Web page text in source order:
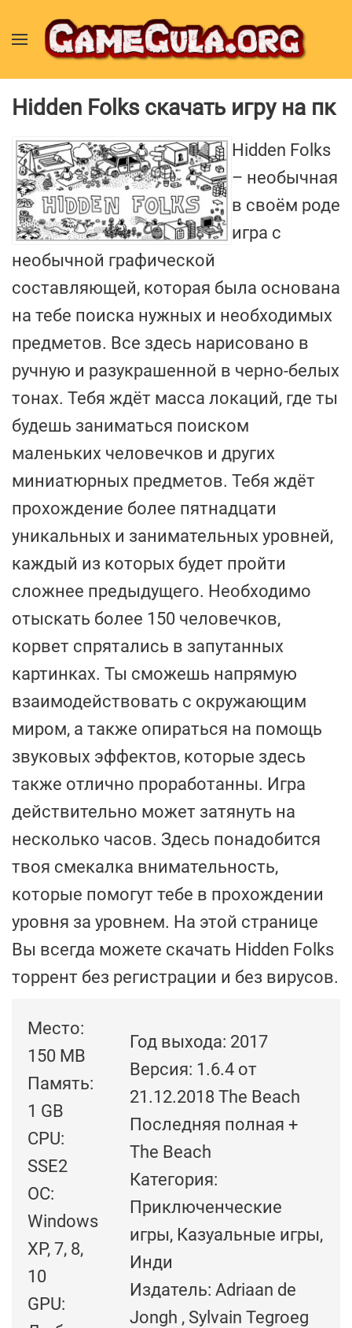
Hidden Folks скачать игру на пк
Hidden Folks
– необычная
в своём роде
игра с
необычной графической
составляющей, которая была основана
на тебе поиска нужных и необходимых
предметов. Все здесь нарисовано в
ручную и разукрашенной в черно-белых
тонах. Тебя ждёт масса локаций, где ты
будешь заниматься поиском
маленьких человечков и других
миниатюрных предметов. Тебя ждёт
прохождение более пятнадцати
уникальных и занимательных уровней,
каждый из которых будет пройти
сложнее предыдущего. Необходимо
отыскать более 150 человечков,
корвет спрятались в запутанных
картинках. Ты сможешь напрямую
взаимодействовать с окружающим
миром, а также опираться на помощь
звуковых эффектов, которые здесь
также отлично проработанны. Игра
действительно может затянуть на
несколько часов. Здесь понадобится
твоя смекалка внимательность,
которые помогут тебе в прохождении
уровня за уровнем. На этой странице
Вы всегда можете скачать Hidden Folks
торрент без регистрации и без вирусов.
Место:
150 MB
Память:
1 GB
CPU:
SSE2
ОС:
Windows
XP, 7, 8,
10
GPU:
Год выхода: 2017
Версия: 1.6.4 от
21.12.2018 The Beach
Последняя полная +
The Beach
Категория:
Приключенческие
игры, Казуальные игры,
Инди
Издатель: Adriaan de
Jongh , Sylvain Tegroeg